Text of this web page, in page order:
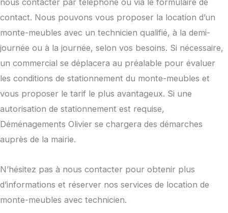
nous contacter par téléphone ou via le formulaire de
contact. Nous pouvons vous proposer la location d’un
monte-meubles avec un technicien qualifié, à la demi-
journée ou à la journée, selon vos besoins. Si nécessaire,
un commercial se déplacera au préalable pour évaluer
les conditions de stationnement du monte-meubles et
vous proposer le tarif le plus avantageux. Si une
autorisation de stationnement est requise,
Déménagements Olivier se chargera des démarches
auprès de la mairie.
N’hésitez pas à nous contacter pour obtenir plus
d’informations et réserver nos services de location de
monte-meubles avec technicien.